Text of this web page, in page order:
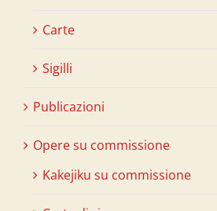
Carte
Sigilli
Publicazioni
Opere su commissione
Kakejiku su commissione